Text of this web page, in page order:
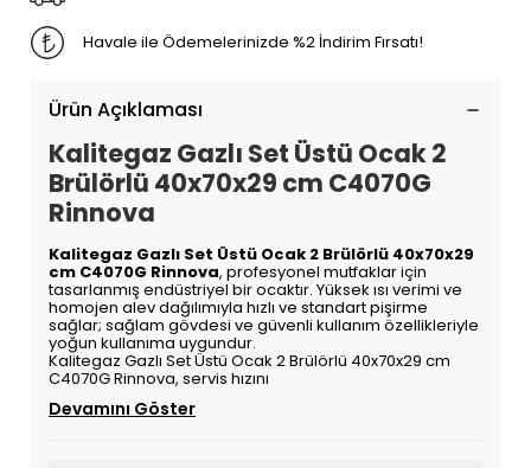
Havale ile Ödemelerinizde %2 İndirim Fırsatı!
Ürün Açıklaması
Kalitegaz Gazlı Set Üstü Ocak 2
Brülörlü 40x70x29 cm C4070G
Rinnova
Kalitegaz Gazlı Set Üstü Ocak 2 Brülörlü 40x70x29
cm C4070G Rinnova, profesyonel mutfaklar için
tasarlanmış endüstriyel bir ocaktır. Yüksek ısı verimi ve
homojen alev dağılımıyla hızlı ve standart pişirme
sağlar; sağlam gövdesi ve güvenli kullanım özellikleriyle
yoğun kullanıma uygundur.
Kalitegaz Gazlı Set Üstü Ocak 2 Brülörlü 40x70x29 cm
C4070G Rinnova, servis hızını
Devamını Göster